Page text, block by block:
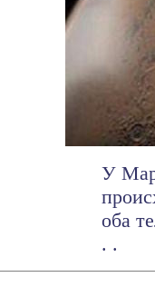
У
оба
. .